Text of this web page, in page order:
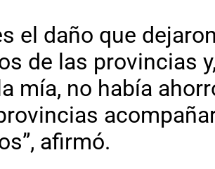
el daño que
de las provincias
mía, no había
afirmó.